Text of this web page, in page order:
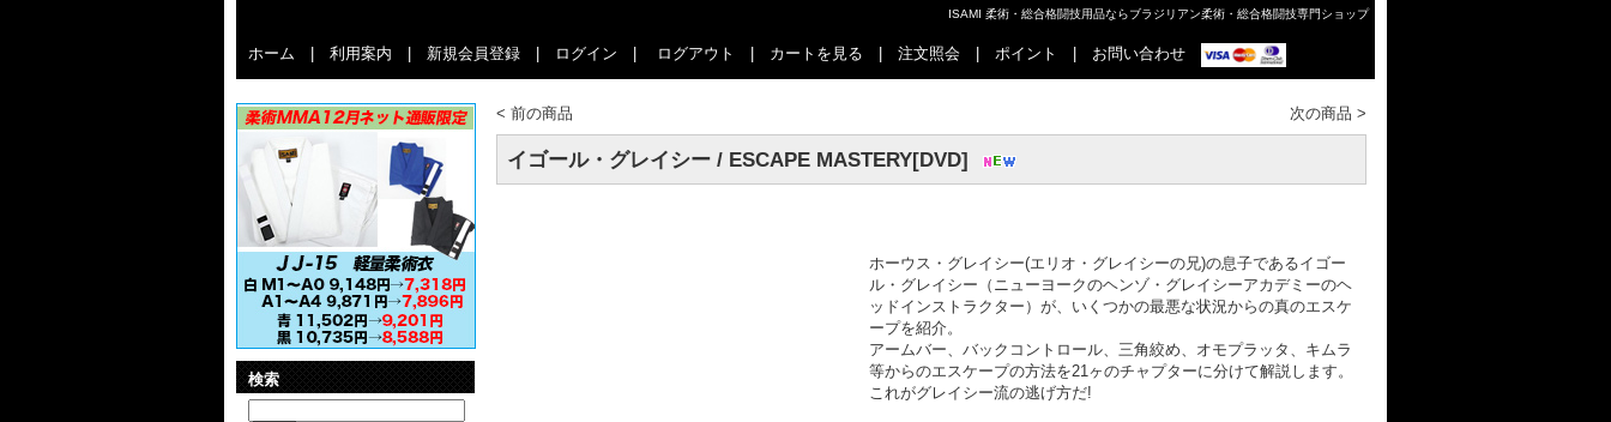
ISAMI 柔術・総合格闘技用品ならブラジリアン柔術・総合格闘技専門ショップ
ホーム 利用案内 新規会員登録 ログイン ログアウト カートを見る 注文照会 ポイント お問い合わせ
検索
< 前の商品 次の商品 >
イゴール・グレイシー / ESCAPE MASTERY[DVD]
ホーウス・グレイシー(エリオ・グレイシーの兄)の息子であるイゴー
ル・グレイシー（ニューヨークのヘンゾ・グレイシーアカデミーのヘ
ッドインストラクター）が、いくつかの最悪な状況からの真のエスケ
ープを紹介。
アームバー、バックコントロール、三角絞め、オモプラッタ、キムラ
等からのエスケープの方法を21ヶのチャプターに分けて解説します。
これがグレイシー流の逃げ方だ!